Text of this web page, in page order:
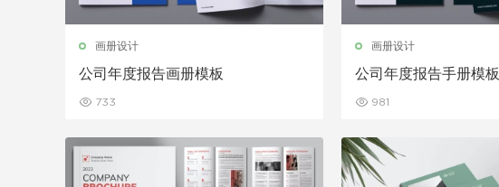
画册设计
公司年度报告画册模板
733
画册设计
公司年度报告手册模板
981